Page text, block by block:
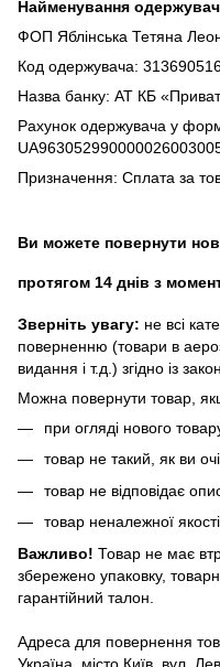
Найменування
ФОП Яблінська Тетяна
Код одержувача:
Назва банку: АТ КБ
Рахунок одержувача у
Призначення: Сплата за
Ви можете повернути
протягом 14 днів з
Зверніть увагу: не всі
поверненню (товари в
видання і т.д.) згідно із
Можна повернути товар,
при огляді нового
товар не такий, як ви
товар не відповідає
товар неналежної якості.
Важливо! Товар не має
збережено упаковку,
гарантійний талон.
Адреса для повернення
Україна, місто Київ, вул.